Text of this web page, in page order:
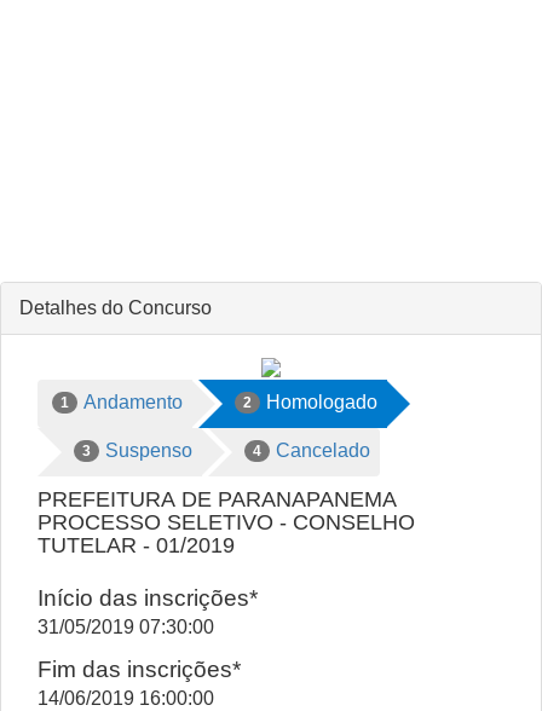
Detalhes do Concurso
1 Andamento 2 Homologado
3 Suspenso 4 Cancelado
PREFEITURA DE PARANAPANEMA
PROCESSO SELETIVO - CONSELHO
TUTELAR - 01/2019
Início das inscrições*
31/05/2019 07:30:00
Fim das inscrições*
14/06/2019 16:00:00